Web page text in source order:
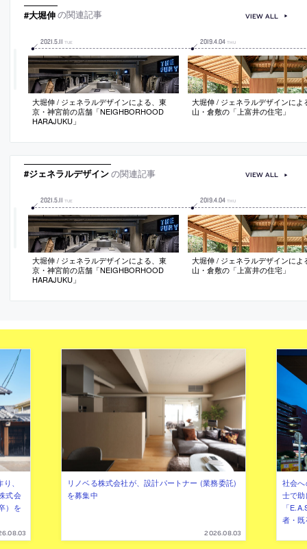
#大堀伸の関連記事
2021 5.11 TUE
大堀伸 / ジェネラルデザインによる、東
京・神宮前の店舗「NEIGHBORHOOD
HARAJUKU」
2019.4.04 THU
大堀伸 / ジェネラルデザインによ
山・倉敷の「上富井の住宅」
VIEW ALL
#ジェネラルデザインの関連記事
2021.5.11 TUE
大堀伸 / ジェネラルデザインによる、東
京・神宮前の店舗「NEIGHBORHOOD
HARAJUKU」
2019.4.04 THU
大堀伸 / ジェネラルデザインによ
山・倉敷の「上富井の住宅」
VIEW ALL
、
式会
）を
リノベる株式会社が、設計パートナー (業務委託)
を募集中
2026.08.03
社会
士で
「
者・